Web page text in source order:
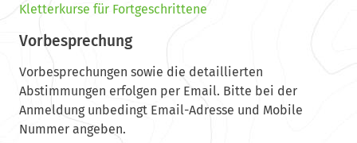
Kletterkurse für Fortgeschrittene
Vorbesprechung
Vorbesprechungen sowie die detaillierten
Abstimmungen erfolgen per Email. Bitte bei der
Anmeldung unbedingt Email-Adresse und Mobile
Nummer angeben.